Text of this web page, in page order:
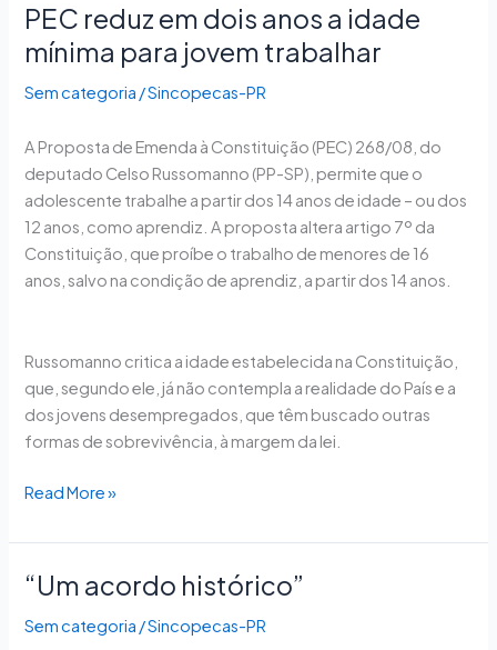
PEC reduz em dois anos a idade
mínima para jovem trabalhar
Sem categoria /Sincopecas-PR
A Proposta de Emenda à Constituição (PEC) 268/08, do
deputado Celso Russomanno (PP-SP), permite que o
adolescente trabalhe a partir dos 14 anos de idade – ou dos
12 anos, como aprendiz. A proposta altera artigo 7º da
Constituição, que proíbe o trabalho de menores de 16
anos, salvo na condição de aprendiz, a partir dos 14 anos.
Russomanno critica a idade estabelecida na Constituição,
que, segundo ele, já não contempla a realidade do País e a
dos jovens desempregados, que têm buscado outras
formas de sobrevivência, à margem da lei.
PEC
reduz
em
dois
a
idade
mínima
para
jovem
trabalhar
Read More »
“Um acordo histórico”
Sem categoria /Sincopecas-PR
“Um
histórico”